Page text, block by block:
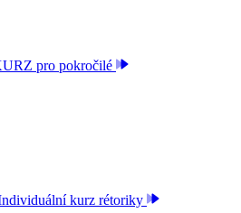
pro pokročilé
kurz rétoriky